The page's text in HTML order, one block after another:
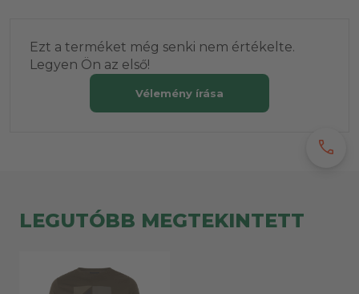
Ezt a terméket még senki nem értékelte.
Legyen Ön az első!
Vélemény írása
LEGUTÓBB MEGTEKINTETT
call